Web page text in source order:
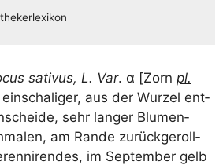
sati­vus, L. Var. α [Zorn pl.
ein­scha­li­ger, aus der Wur­zel ent­
sehr lan­ger Blu­men­
am Ran­de zurück­ge­roll­
im Sep­tem­ber gelb